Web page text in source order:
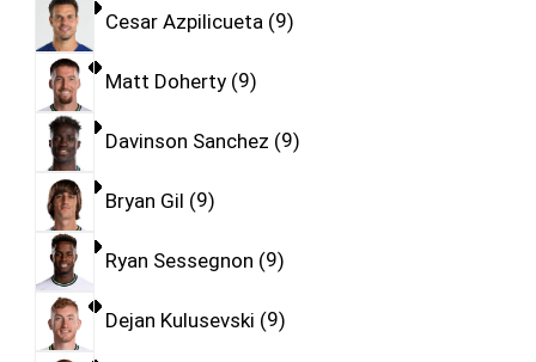
Cesar Azpilicueta 9
Matt Doherty 9
Davinson Sanchez 9
Bryan Gil 9
Ryan Sessegnon 9
Dejan Kulusevski 9